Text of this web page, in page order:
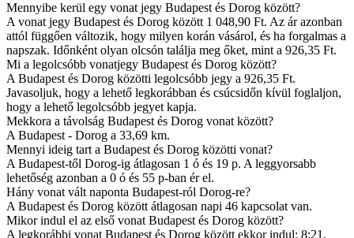
Mennyibe kerül egy vonat jegy Budapest és Dorog között?
A vonat jegy Budapest és Dorog között 1 048,90 Ft. Az ár azonban
attól függően változik, hogy milyen korán vásárol, és ha forgalmas a
napszak. Időnként olyan olcsón találja meg őket, mint a 926,35 Ft.
Mi a legolcsóbb vonatjegy Budapest és Dorog között?
A Budapest és Dorog közötti legolcsóbb jegy a 926,35 Ft.
Javasoljuk, hogy a lehető legkorábban és csúcsidőn kívül foglaljon,
hogy a lehető legolcsóbb jegyet kapja.
Mekkora a távolság Budapest és Dorog vonat között?
A Budapest - Dorog a 33,69 km.
Mennyi ideig tart a Budapest és Dorog közötti vonat?
A Budapest-től Dorog-ig átlagosan 1 ó és 19 p. A leggyorsabb
lehetőség azonban a 0 ó és 55 p-ban ér el.
Hány vonat vált naponta Budapest-ról Dorog-re?
A Budapest és Dorog között átlagosan napi 46 kapcsolat van.
Mikor indul el az első vonat Budapest és Dorog között?
A legkorábbi vonat Budapest és Dorog között ekkor indul: 8:21.